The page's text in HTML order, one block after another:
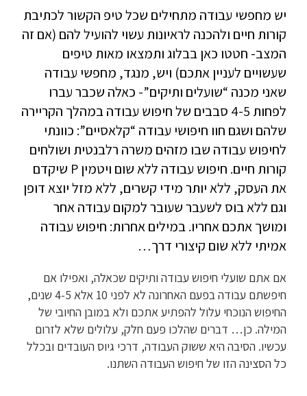
יש מחפשי עבודה מתחילים שכל טיפ הקשור לכתיבת
קורות חיים ולהכנה לראיונות עשוי להועיל להם (אם זה
המצב- חטטו כאן בבלוג ותמצאו מאות טיפים
שעשויים לעניין אתכם) ויש, מנגד, מחפשי עבודה
שאני מכנה “שועלים ותיקים”- כאלה שכבר עברו
לפחות 4-5 סבבים של חיפוש עבודה במהלך הקריירה
שלהם ושגם חוו חיפושי עבודה “קלאסיים”: כוונתי
לחיפוש עבודה שבו מזהים משרה רלבנטית ושולחים
קורות חיים. חיפוש עבודה ללא שום ויטמין P שיקדם
את העסק, ללא יותר מידי קשרים, ללא מזל יוצא דופן
וגם ללא בוס לשעבר שעובר למקום עבודה אחר
ומושך אתכם אחריו. במילים אחרות: חיפוש עבודה
אמיתי ללא שום קיצורי דרך…
אם אתם שועלי חיפוש עבודה ותיקים שכאלה, ואפילו אם
חיפשתם עבודה בפעם האחרונה לא לפני 10 אלא 4-5 שנים,
החיפוש הנוכחי עלול להפתיע אתכם ולא במובן החיובי של
המילה. כן… דברים שהלכו פעם חלק, עלולים שלא לזרום
עכשיו. הסיבה היא ששוק העבודה, דרכי גיוס העובדים ובכלל
כל הסצינה הזו של חיפוש העבודה השתנו.